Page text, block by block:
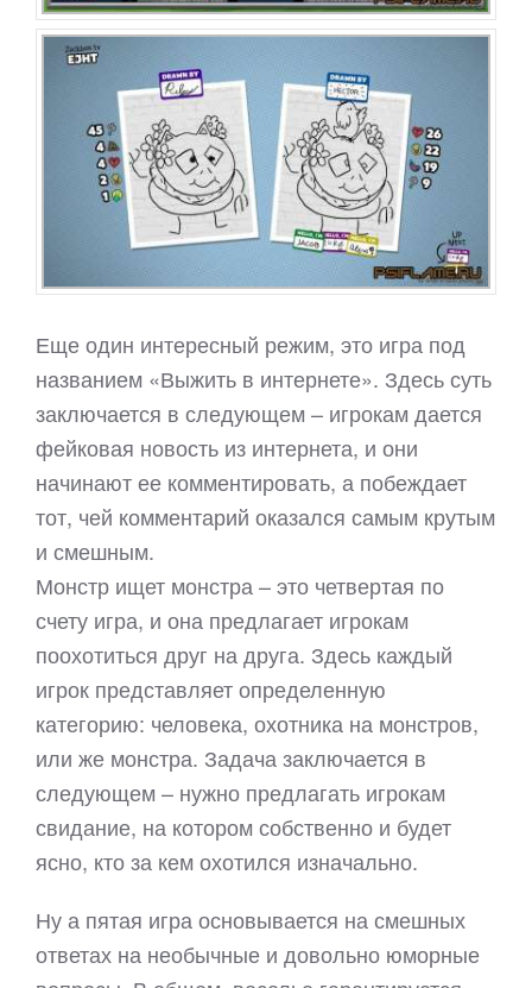
Еще один интересный режим, это игра под
названием «Выжить в интернете». Здесь суть
заключается в следующем – игрокам дается
фейковая новость из интернета, и они
начинают ее комментировать, а побеждает
тот, чей комментарий оказался самым крутым
и смешным.
Монстр ищет монстра – это четвертая по
счету игра, и она предлагает игрокам
поохотиться друг на друга. Здесь каждый
игрок представляет определенную
категорию: человека, охотника на монстров,
или же монстра. Задача заключается в
следующем – нужно предлагать игрокам
свидание, на котором собственно и будет
ясно, кто за кем охотился изначально.
Ну а пятая игра основывается на смешных
ответах на необычные и довольно юморные